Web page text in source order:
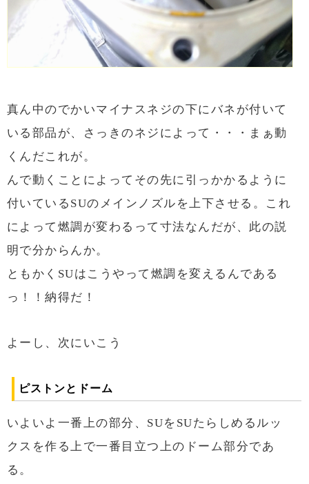
真ん中のでかいマイナスネジの下にバネが付いて
いる部品が、さっきのネジによって・・・まぁ動
くんだこれが。
んで動くことによってその先に引っかかるように
付いているSUのメインノズルを上下させる。これ
によって燃調が変わるって寸法なんだが、此の説
明で分からんか。
ともかくSUはこうやって燃調を変えるんである
っ！！納得だ！
よーし、次にいこう
ピストンとドーム
いよいよ一番上の部分、SUをSUたらしめるルッ
クスを作る上で一番目立つ上のドーム部分であ
る。